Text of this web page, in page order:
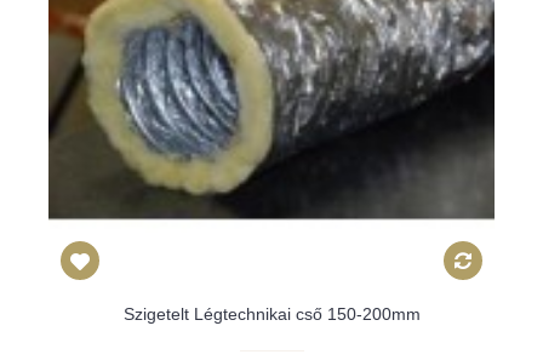
Szigetelt Légtechnikai cső 150-200mm